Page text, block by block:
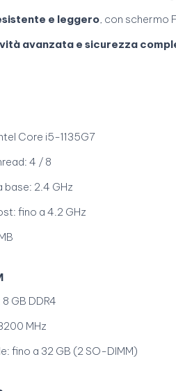
e leggero, con schermo
avanzata e sicurezza
Core i5-1135G7
4 / 8
base: 2.4 GHz
fino a 4.2 GHz
GB DDR4
MHz
fino a 32 GB (2 SO-DIMM)